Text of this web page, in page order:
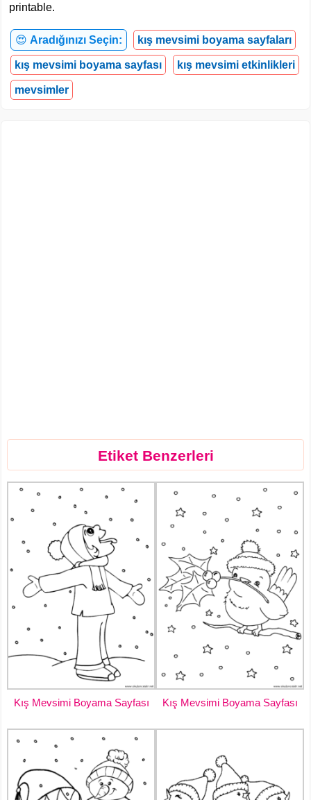
printable.
😍 Aradığınızı Seçin: kış mevsimi boyama sayfaları
kış mevsimi boyama sayfası kış mevsimi etkinlikleri
mevsimler
Etiket Benzerleri
Kış Mevsimi Boyama Sayfası Kış Mevsimi Boyama Sayfası